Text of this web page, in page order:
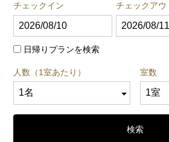
チェックイン チェックアウ
日帰りプランを検索
人数（1室あたり） 室数
検索